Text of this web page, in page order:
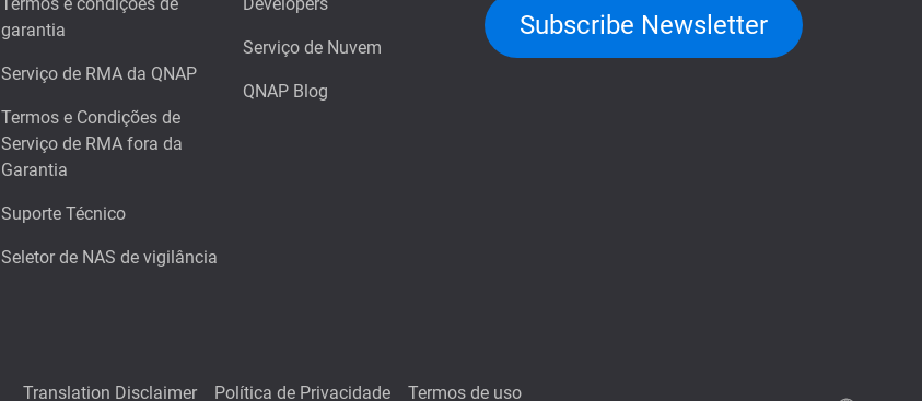
Termos e condições de
garantia
Serviço de RMA da QNAP
Termos e Condições de
Serviço de RMA fora da
Garantia
Suporte Técnico
Seletor de NAS de vigilância
Developers
Serviço de Nuvem
QNAP Blog
Subscribe Newsletter
Translation Disclaimer Política de Privacidade Termos de uso